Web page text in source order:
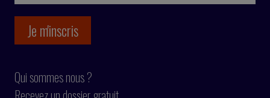
Qui sommes nous ?